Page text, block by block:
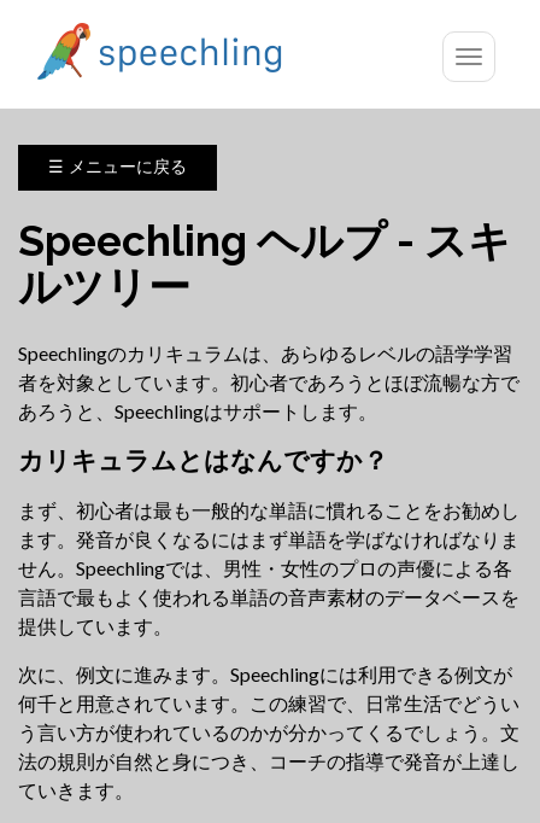
Toggle
☰ メニューに戻る
Speechling ヘルプ - スキ
ルツリー
Speechlingのカリキュラムは、あらゆるレベルの語学学習
者を対象としています。初心者であろうとほぼ流暢な方で
あろうと、Speechlingはサポートします。
カリキュラムとはなんですか？
まず、初心者は最も一般的な単語に慣れることをお勧めし
ます。発音が良くなるにはまず単語を学ばなければなりま
せん。Speechlingでは、男性・女性のプロの声優による各
言語で最もよく使われる単語の音声素材のデータベースを
提供しています。
次に、例文に進みます。Speechlingには利用できる例文が
何千と用意されています。この練習で、日常生活でどうい
う言い方が使われているのかが分かってくるでしょう。文
法の規則が自然と身につき、コーチの指導で発音が上達し
ていきます。